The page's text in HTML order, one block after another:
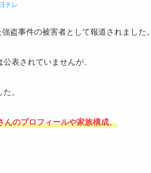
テレ
盗事件の被害者として報道されました。
表されていませんが、
。
んのプロフィールや家族構成、